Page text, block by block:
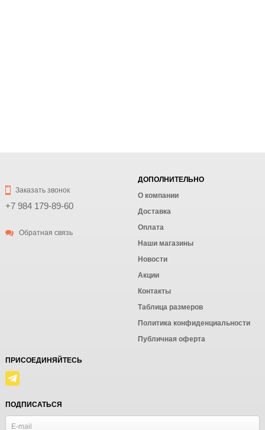
Заказать звонок
+7 984 179-89-60
Обратная связь
ДОПОЛНИТЕЛЬНО
О компании
Доставка
Оплата
Наши магазины
Новости
Акции
Контакты
Таблица размеров
Политика конфиденциальности
Публичная оферта
ПРИСОЕДИНЯЙТЕСЬ
ПОДПИСАТЬСЯ